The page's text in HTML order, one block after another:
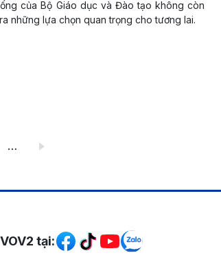
của Bộ Giáo dục và Đào tạo không còn
những lựa chọn quan trọng cho tương lai.
…
xã hội
tại: